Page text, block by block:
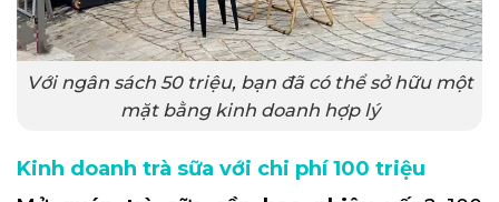
Với ngân sách 50 triệu, bạn đã có thể sở hữu một
mặt bằng kinh doanh hợp lý
Kinh doanh trà sữa với chi phí 100 triệu